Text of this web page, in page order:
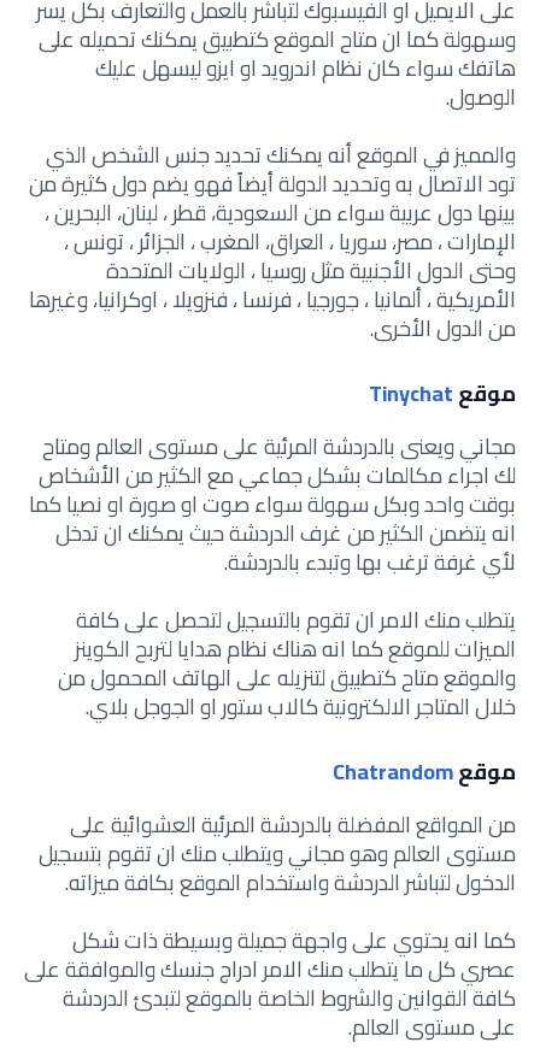
على الايميل او الفيسبوك لتباشر بالعمل والتعارف بكل يسر
وسهولة كما ان متاح الموقع كتطبيق يمكنك تحميله على
هاتفك سواء كان نظام اندرويد او ايزو ليسهل عليك
الوصول.
والمميز في الموقع أنه يمكنك تحديد جنس الشخص الذي
تود الاتصال به وتحديد الدولة أيضاً فهو يضم دول كثيرة من
بينها دول عربية سواء من السعودية، قطر ، لبنان، البحرين ،
الإمارات ، مصر، سوريا ، العراق، المغرب ، الجزائر ، تونس ،
وحتى الدول الأجنبية مثل روسيا ، الولايات المتحدة
الأمريكية ، ألمانيا ، جورجيا ، فرنسا ، فنزويلا ، اوكرانيا، وغيرها
من الدول الأخرى.
موقعTinychat
مجاني ويعنى بالدردشة المرئية على مستوى العالم ومتاح
لك اجراء مكالمات بشكل جماعي مع الكثير من الأشخاص
بوقت واحد وبكل سهولة سواء صوت او صورة او نصيا كما
انه يتضمن الكثير من غرف الدردشة حيث يمكنك ان تدخل
لأي غرفة ترغب بها وتبدء بالدردشة.
يتطلب منك الامر ان تقوم بالتسجيل لتحصل على كافة
الميزات للموقع كما انه هناك نظام هدايا لتربح الكوينز
والموقع متاح كتطبيق لتنزيله على الهاتف المحمول من
خلال المتاجر الالكترونية كالاب ستور او الجوجل بلاي.
موقعChatrandom
من المواقع المفضلة بالدردشة المرئية العشوائية على
مستوى العالم وهو مجاني ويتطلب منك ان تقوم بتسجيل
الدخول لتباشر الدردشة واستخدام الموقع بكافة ميزاته.
كما انه يحتوي على واجهة جميلة وبسيطة ذات شكل
عصري كل ما يتطلب منك الامر ادراج جنسك والموافقة على
كافة القوانين والشروط الخاصة بالموقع لتبدئ الدردشة
على مستوى العالم.